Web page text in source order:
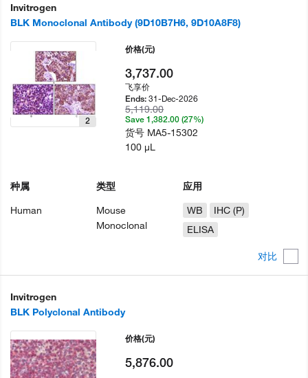
Invitrogen
BLK Monoclonal Antibody (9D10B7H6, 9D10A8F8)
对比
2
种属
Human
类型
Mouse
Monoclonal
应用
WB
IHC (P)
ELISA
价格(元)
3,737.00
飞享价
Ends:31-Dec-2026
5,119.00
Save 1,382.00 (27%)
货号 MA5-15302
100 µL
Invitrogen
BLK Polyclonal Antibody
价格(元)
5,876.00